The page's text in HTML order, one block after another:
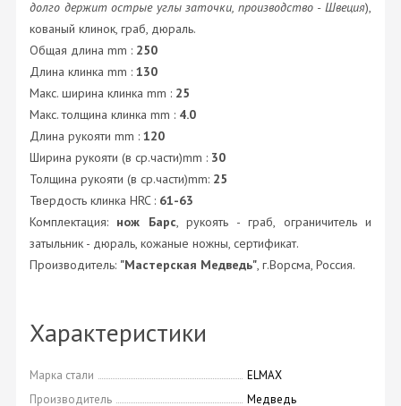
долго держит острые углы заточки, производство - Швеция),
кованый клинок, граб, дюраль.
Общая длина mm : 250
Длина клинка mm : 130
Макс. ширина клинка mm : 25
Макс. толщина клинка mm : 4.0
Длина рукояти mm : 120
Ширина рукояти (в ср.части)mm : 30
Толщина рукояти (в ср.части)mm: 25
Твердость клинка HRC : 61-63
Комплектация: нож Барс, рукоять - граб, ограничитель и
затыльник - дюраль, кожаные ножны, сертификат.
Производитель: "Мастерская Медведь", г.Ворсма, Россия.
Характеристики
Марка стали
ELMAX
Производитель
Медведь